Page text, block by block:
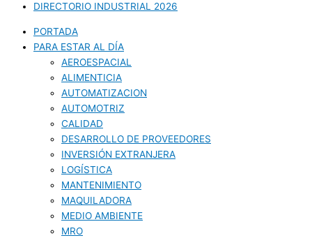
DIRECTORIO INDUSTRIAL 2026
PORTADA
PARA ESTAR AL DÍA
AEROESPACIAL
ALIMENTICIA
AUTOMATIZACION
AUTOMOTRIZ
CALIDAD
DESARROLLO DE PROVEEDORES
INVERSIÓN EXTRANJERA
LOGÍSTICA
MANTENIMIENTO
MAQUILADORA
MEDIO AMBIENTE
MRO